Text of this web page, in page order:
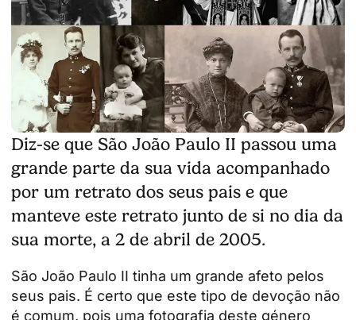
Diz-se que São João Paulo II passou uma
grande parte da sua vida acompanhado
por um retrato dos seus pais e que
manteve este retrato junto de si no dia da
sua morte, a 2 de abril de 2005.
São João Paulo II tinha um grande afeto pelos
seus pais. É certo que este tipo de devoção não
é comum, pois uma fotografia deste género